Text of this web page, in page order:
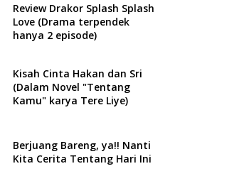
Review Drakor Splash Splash
Love (Drama terpendek
hanya 2 episode)
Kisah Cinta Hakan dan Sri
(Dalam Novel "Tentang
Kamu" karya Tere Liye)
Berjuang Bareng, ya!! Nanti
Kita Cerita Tentang Hari Ini